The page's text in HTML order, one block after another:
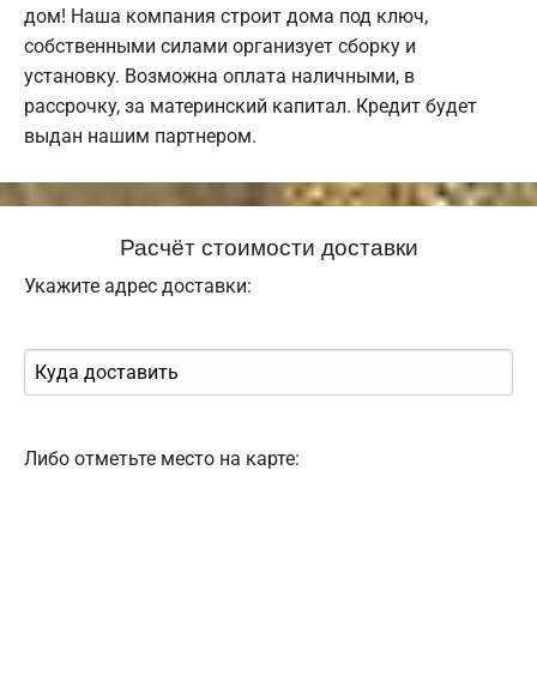
дом! Наша компания строит дома под ключ,
собственными силами организует сборку и
установку. Возможна оплата наличными, в
рассрочку, за материнский капитал. Кредит будет
выдан нашим партнером.
Расчёт стоимости доставки
Укажите адрес доставки:
Либо отметьте место на карте: